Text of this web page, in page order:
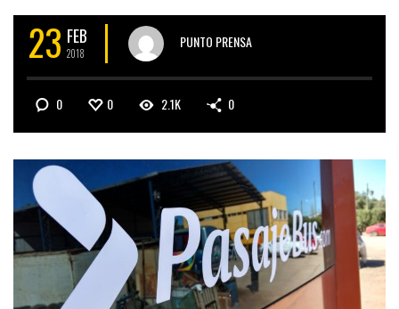
23 FEB
2018
PUNTO PRENSA
0 0 2.1K 0